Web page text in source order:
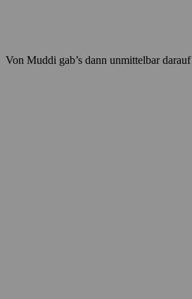
Von Muddi gab’s dann unmittelbar